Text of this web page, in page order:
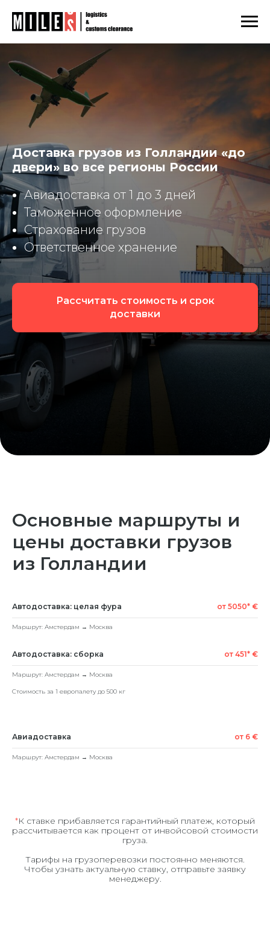
Главная / Европа / Нидерланды
Доставка грузов из Голландии «до
двери» во все регионы России
Авиадоставка от 1 до 3 дней
Таможенное оформление
Страхование грузов
Ответственное хранение
Рассчитать стоимость и срок
доставки
Основные маршруты и
цены доставки грузов
из Голландии
Автодоставка: целая фура от 5050* €
Маршрут: Амстердам → Москва
Автодоставка: сборка от 451* €
Маршрут: Амстердам → Москва
Стоимость за 1 европалету до 500 кг
Авиадоставка от 6 €
Маршрут: Амстердам → Москва
*К ставке прибавляется гарантийный платеж, который
рассчитывается как процент от инвойсовой стоимости
груза.
Тарифы на грузоперевозки постоянно меняются.
Чтобы узнать актуальную ставку, отправьте заявку
менеджеру.